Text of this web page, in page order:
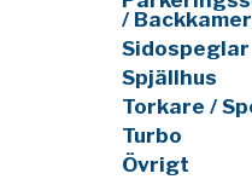
/
Sidospeglar
Spjällhus
Torkare /
Turbo
Övrigt